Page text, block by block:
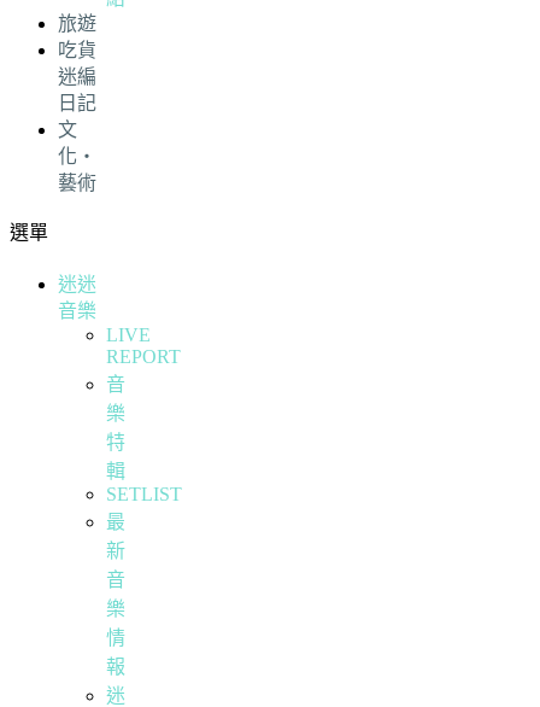
旅遊
吃貨
迷編
日記
文
化・
藝術
選單
迷迷
音樂
LIVE
REPORT
音
樂
特
輯
SETLIST
最
新
音
樂
情
報
迷